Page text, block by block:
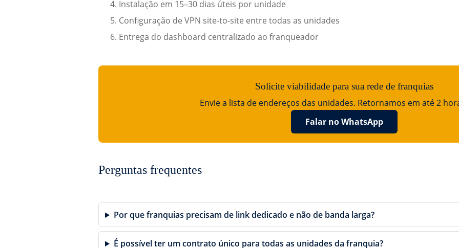
Instalação em 15–30 dias úteis por unidade
Configuração de VPN site-to-site entre todas as unidades
Entrega do dashboard centralizado ao franqueador
Solicite viabilidade para sua rede de franquias
Envie a lista de endereços das unidades. Retornamos em até 2
Falar no WhatsApp
Perguntas frequentes
Por que franquias precisam de link dedicado e não de banda larga?
É possível ter um contrato único para todas as unidades da franquia?